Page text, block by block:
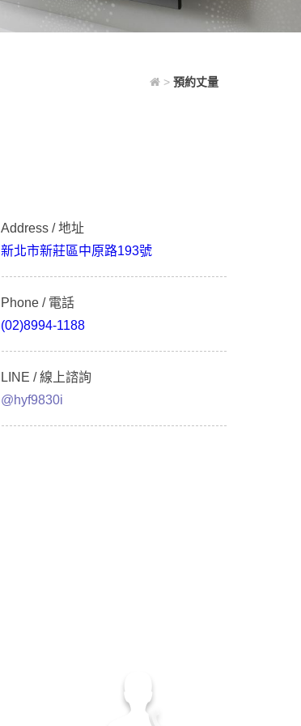
> 預約丈量
Address / 地址
新北市新莊區中原路193號
Phone / 電話
(02)8994-1188
LINE / 線上諮詢
@hyf9830i